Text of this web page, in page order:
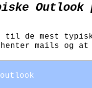
Outlook
til de mest
mails og